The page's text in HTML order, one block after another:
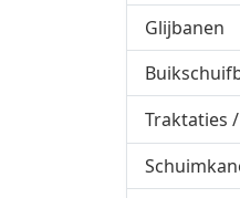
Glijbanen
Traktaties